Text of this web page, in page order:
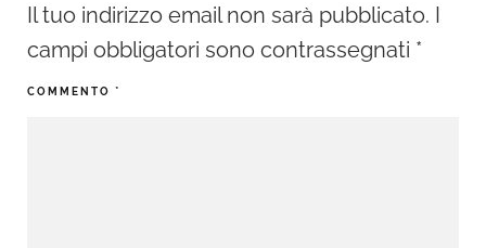
Il tuo indirizzo email non sarà pubblicato. I
campi obbligatori sono contrassegnati *
COMMENTO *